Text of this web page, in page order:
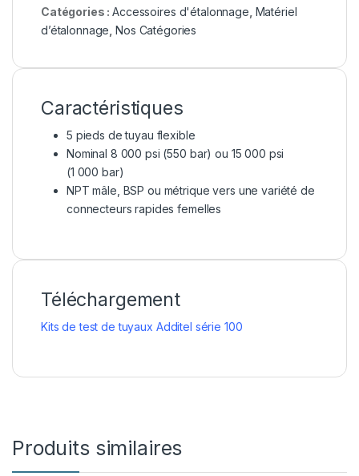
Catégories :Accessoires d'étalonnage, Matériel
d’étalonnage,Nos Catégories
Caractéristiques
5 pieds de tuyau flexible
Nominal 8 000 psi (550 bar) ou 15 000 psi
(1 000 bar)
NPT mâle, BSP ou métrique vers une variété de
connecteurs rapides femelles
Téléchargement
Kits de test de tuyaux Additel série 100
Produits similaires